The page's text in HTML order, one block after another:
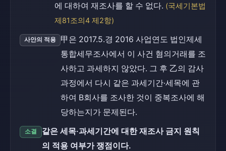
에 대하여 재조사를 할 수 없다. (국세기본법
제81조의4 제2항)
사안의 적용
甲은 2017.5.경 2016 사업연도 법인제세
통합세무조사에서 이 사건 혐의거래를 조
사하고 과세하지 않았다. 그 후 乙의 감사
과정에서 다시 같은 과세기간·세목에 관
하여 B회사를 조사한 것이 중복조사에 해
당하는지가 문제된다.
소결
같은 세목·과세기간에 대한 재조사 금지 원칙
의 적용 여부가 쟁점이다.